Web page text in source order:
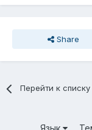
Share
Перейти к